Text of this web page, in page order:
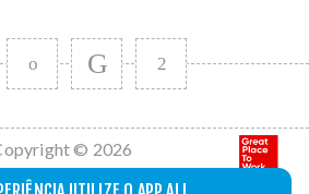
© 2026
All Nations. Todos